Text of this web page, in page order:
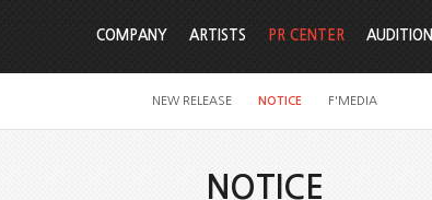
COMPANY ARTISTS PR CENTER
NEW RELEASE NOTICE F'MEDIA
AUDITION
NOTICE